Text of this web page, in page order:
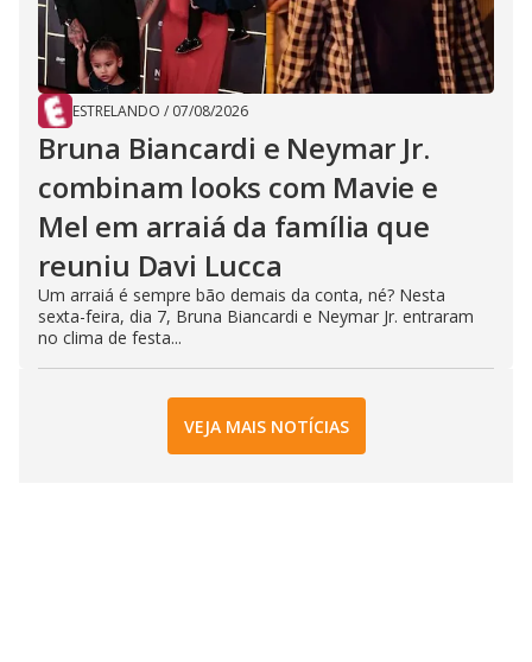
ESTRELANDO / 07/08/2026
Bruna Biancardi e Neymar Jr.
combinam looks com Mavie e
Mel em arraiá da família que
reuniu Davi Lucca
Um arraiá é sempre bão demais da conta, né? Nesta
sexta-feira, dia 7, Bruna Biancardi e Neymar Jr. entraram
no clima de festa...
VEJA MAIS NOTÍCIAS